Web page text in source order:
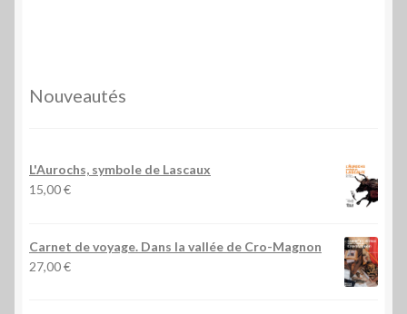
Nouveautés
L'Aurochs, symbole de Lascaux
15,00€
Carnet de voyage. Dans la vallée de Cro-Magnon
27,00€